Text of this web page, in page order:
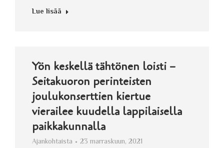
Lue lisää
Yön keskellä tähtönen loisti –
Seitakuoron perinteisten
joulukonserttien kiertue
vierailee kuudella lappilaisella
paikkakunnalla
Ajankohtaista 23 marraskuun, 2021